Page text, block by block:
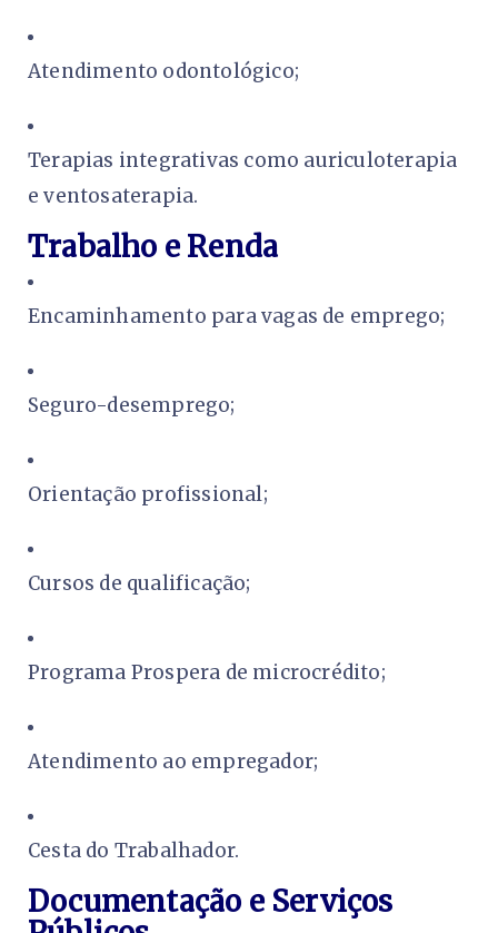
Atendimento odontológico;
Terapias integrativas como auriculoterapia
e ventosaterapia.
Trabalho e Renda
Encaminhamento para vagas de emprego;
Seguro-desemprego;
Orientação profissional;
Cursos de qualificação;
Programa Prospera de microcrédito;
Atendimento ao empregador;
Cesta do Trabalhador.
Documentação e Serviços